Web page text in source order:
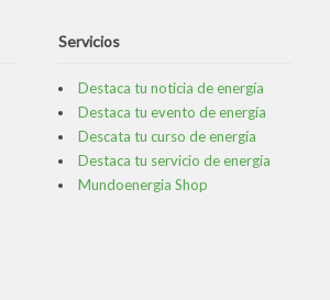
Servicios
Destaca tu noticia de energía
Destaca tu evento de energía
Descata tu curso de energía
Destaca tu servicio de energía
Mundoenergia Shop